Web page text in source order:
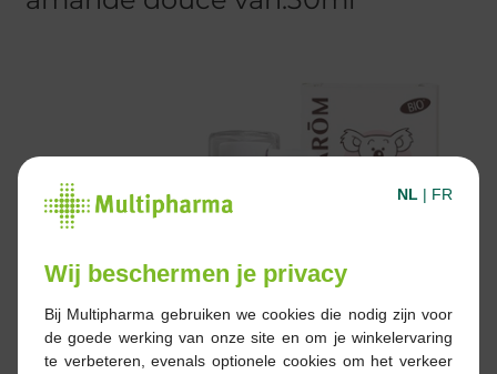
NL | FR
Wij beschermen je privacy
Bij Multipharma gebruiken we cookies die nodig zijn voor
de goede werking van onze site en om je winkelervaring
te verbeteren, evenals optionele cookies om het verkeer